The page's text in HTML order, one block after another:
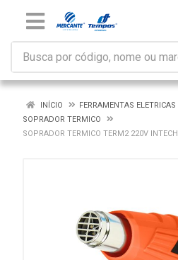
INÍCIO
FERRAMENTAS ELETRICAS
SOPRADOR TERMICO
SOPRADOR TERMICO TERM2 220V INTECH